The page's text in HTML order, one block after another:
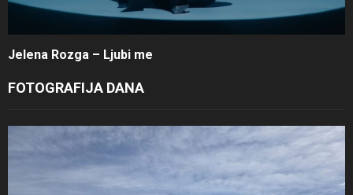
Jelena Rozga – Ljubi me
FOTOGRAFIJA DANA